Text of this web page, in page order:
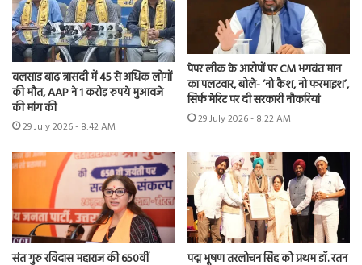
वलसाड बाढ़ त्रासदी में 45 से अधिक लोगों
की मौत, AAP ने 1 करोड़ रुपये मुआवजे
की मांग की
29 July 2026 - 8:42 AM
पेपर लीक के आरोपों पर CM भगवंत मान
का पलटवार, बोले- ‘नो कैश, नो फरमाइश’,
सिर्फ मेरिट पर दी सरकारी नौकरियां
29 July 2026 - 8:22 AM
संत गुरु रविदास महाराज की 650वीं
पद्म भूषण तरलोचन सिंह को प्रथम डॉ. रतन